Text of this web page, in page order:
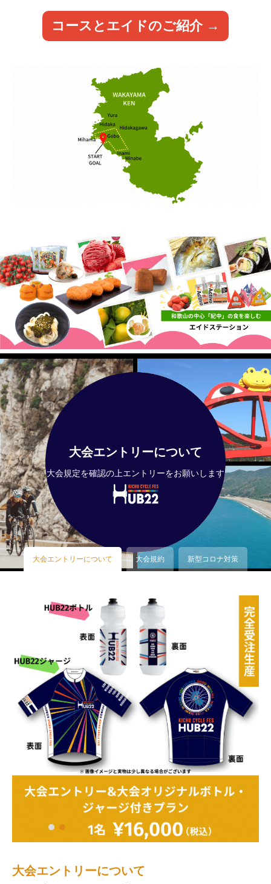
コースとエイドのご紹介 →
大会エントリーについて
大会規定を確認の上エントリーをお願いします
大会エントリーについて 大会規約 新型コロナ対策
大会エントリーについて
大会規約
新型コロナ対策